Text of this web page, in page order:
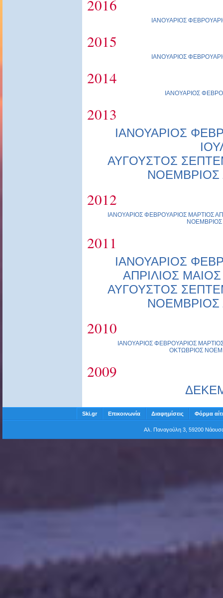
2016
ΙΑΝΟΥΑΡΙΟΣ
2015
ΙΑΝΟΥΑΡΙΟΣ
2014
ΙΑΝΟΥΑΡΙΟΣ
2013
ΙΑΝΟΥΑΡΙΟΣ
ΑΥΓΟΥΣΤΟΣ
ΝΟΕΜΒΡΙΟΣ
2012
ΙΑΝΟΥΑΡΙΟΣ ΦΕΒΡΟΥΑΡΙΟΣ ΜΑΡΤΙΟΣ
ΝΟΕΜΒΡΙΟΣ
2011
ΙΑΝΟΥΑΡΙΟΣ
ΑΠΡΙΛΙΟΣ ΜΑΙΟΣ
ΑΥΓΟΥΣΤΟΣ
ΝΟΕΜΒΡΙΟΣ
2010
ΙΑΝΟΥΑΡΙΟΣ ΦΕΒΡΟΥΑΡΙΟΣ
ΟΚΤΩΒΡΙΟΣ
2009
Ski.gr Επικοινωνία Διαφημίσεις Φόρμα
Αλ. Παναγούλη 3, 59200